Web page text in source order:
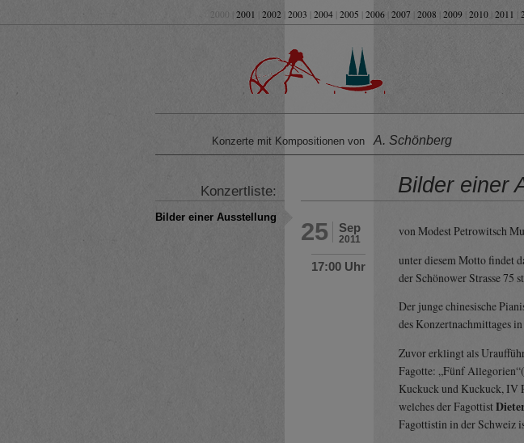
2000 | 2001 2002 2003 2004 2005 2006 2007 2008 2009 2010 2011
Konzerte mit Kompositionen von A. Schönberg
Bilder einer
Sep
2011
25
17:00 Uhr
von Modest Petrowitsch
unter diesem Motto findet
der Schönower Strasse 75
Der junge chinesische
des Konzertnachmittages
Zuvor erklingt als
Fagotte: „Fünf
Kuckuck und Kuckuck, IV
welches der Fagottist
Fagottistin in der Schweiz
Konzertliste:
Bilder einer Ausstellung